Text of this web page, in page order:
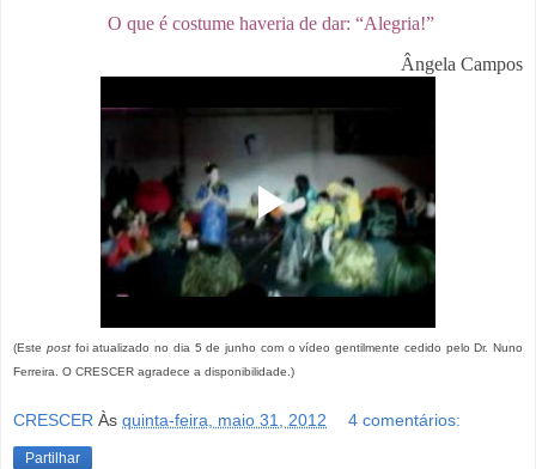
O que é costume haveria de dar: “Alegria!”
Ângela Campos
(Este postfoi atualizado no dia 5 de junho com o vídeo gentilmente cedido pelo Dr. Nuno
Ferreira. O CRESCER agradece a disponibilidade.)
CRESCER Às quinta-feira, maio 31, 2012 4 comentários:
Partilhar